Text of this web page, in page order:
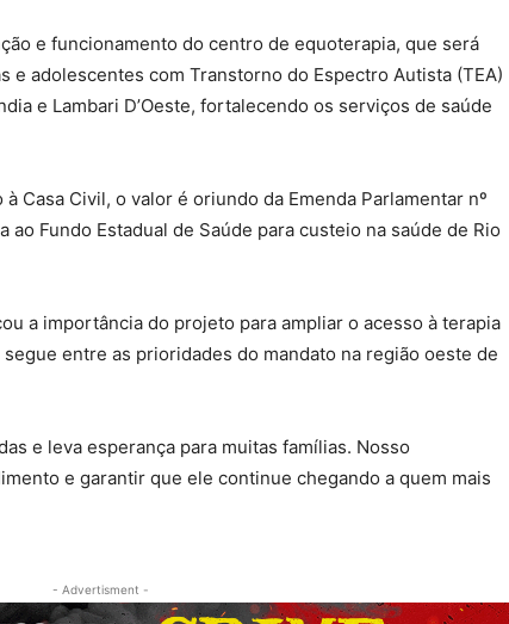
e funcionamento do centro de equoterapia, que será
e adolescentes com Transtorno do Espectro Autista (TEA)
e Lambari D’Oeste, fortalecendo os serviços de saúde
Casa Civil, o valor é oriundo da Emenda Parlamentar nº
ao Fundo Estadual de Saúde para custeio na saúde de Rio
a importância do projeto para ampliar o acesso à terapia
entre as prioridades do mandato na região oeste de
e leva esperança para muitas famílias. Nosso
e garantir que ele continue chegando a quem mais
- Advertisment -